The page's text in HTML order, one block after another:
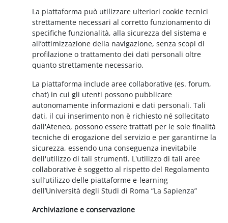
La piattaforma può utilizzare ulteriori cookie tecnici
strettamente necessari al corretto funzionamento di
specifiche funzionalità, alla sicurezza del sistema e
all’ottimizzazione della navigazione, senza scopi di
profilazione o trattamento dei dati personali oltre
quanto strettamente necessario.
La piattaforma include aree collaborative (es. forum,
chat) in cui gli utenti possono pubblicare
autonomamente informazioni e dati personali. Tali
dati, il cui inserimento non è richiesto né sollecitato
dall'Ateneo, possono essere trattati per le sole finalità
tecniche di erogazione del servizio e per garantirne la
sicurezza, essendo una conseguenza inevitabile
dell'utilizzo di tali strumenti. L'utilizzo di tali aree
collaborative è soggetto al rispetto del Regolamento
sull’utilizzo delle piattaforme e-learning
dell’Università degli Studi di Roma “La Sapienza”
Archiviazione e conservazione